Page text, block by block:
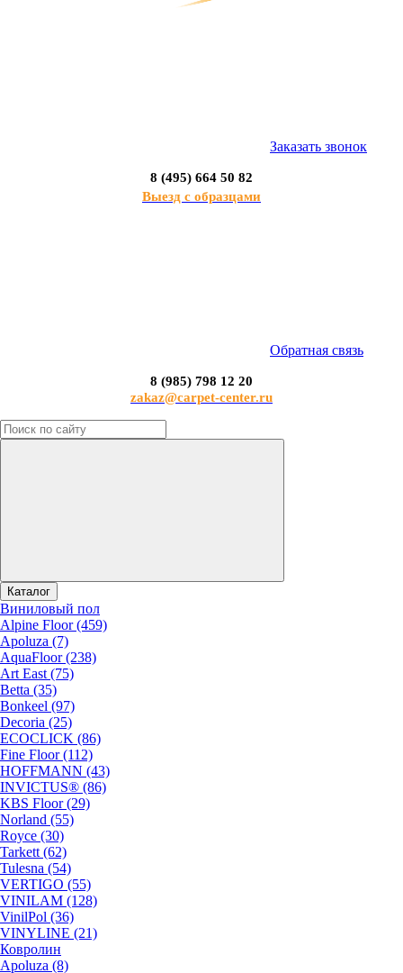
Заказать звонок
8 (495) 664 50 82
Выезд с образцами
Обратная связь
8 (985) 798 12 20
zakaz@carpet-center.ru
Каталог
Виниловый пол
Alpine Floor (459)
Apoluza (7)
AquaFloor (238)
Art East (75)
Betta (35)
Bonkeel (97)
Decoria (25)
ECOCLICK (86)
Fine Floor (112)
HOFFMANN (43)
INVICTUS® (86)
KBS Floor (29)
Norland (55)
Royce (30)
Tarkett (62)
Tulesna (54)
VERTIGO (55)
VINILAM (128)
VinilPol (36)
VINYLINE (21)
Ковролин
Apoluza (8)